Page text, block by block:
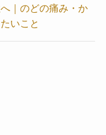
｜のどの痛み・か
いこと